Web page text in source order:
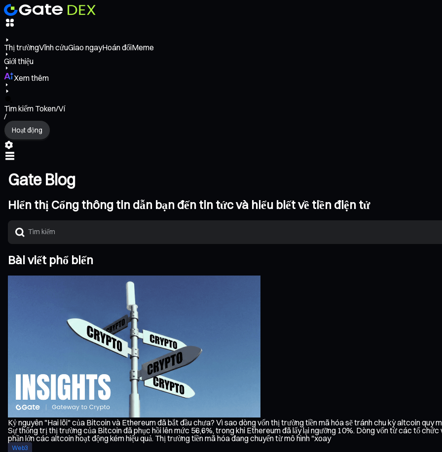
Thị trườngVĩnh cửuGiao ngayHoán đổiMeme
Giới thiệu
Xem thêm
Tìm kiếm Token/Ví
/
Hoạt động
Gate Blog
Hiển thị Cổng thông tin dẫn bạn đến tin tức và hiểu biết về tiền điện tử
Bài viết phổ biến
Kỷ nguyên "Hai lõi" của Bitcoin và Ethereum đã bắt đầu chưa? Vì sao dòng vốn thị trường tiền mã hóa sẽ tránh chu kỳ altcoin quy
Sự thống trị thị trường của Bitcoin đã phục hồi lên mức 56,6%, trong khi Ethereum đã lấy lại ngưỡng 10%. Dòng vốn từ các tổ chức
phần lớn các altcoin hoạt động kém hiệu quả. Thị trường tiền mã hóa đang chuyển từ mô hình "xoay
Web3